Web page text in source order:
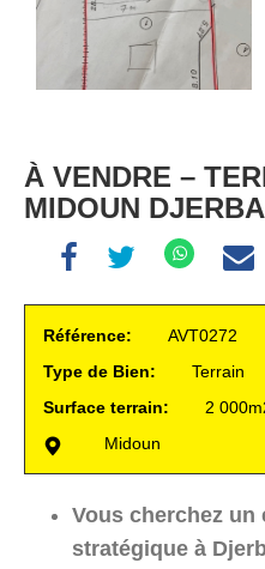
À VENDRE –
MIDOUN
Référence:
AVT0272
Type de Bien:
Terrain
Surface terrain:
2
Midoun
Vous cherchez un
stratégique à